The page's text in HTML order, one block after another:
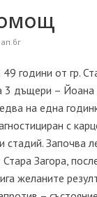
години от гр.
дъщери – Йоана
на една
с
стадий. Започва
Загора,
желаните